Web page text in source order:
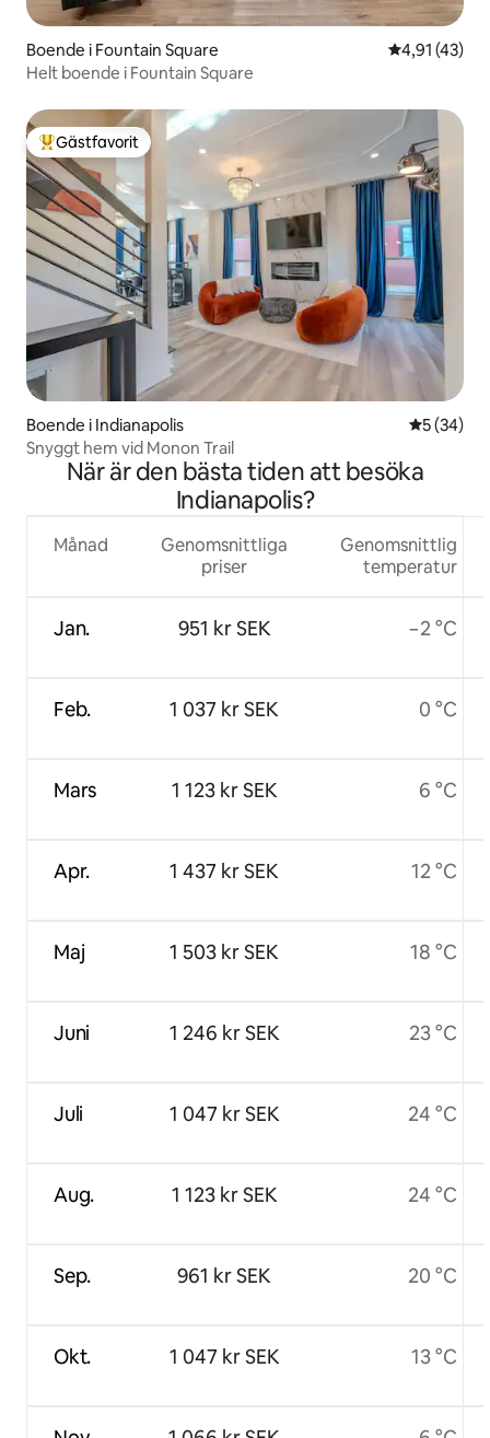
Boende i Fountain Square 4,91 av 5 i
4,91 (43)
Helt boende i Fountain Square
Populär gästfavorit
Gästfavorit
Boende i Indianapolis 5 av 5 i
5 (34)
Snyggt hem vid Monon Trail
När är den bästa tiden att besöka
Indianapolis?
Månad
Jan.
Feb.
Mars
Apr.
Maj
Juni
Juli
Aug.
Sep.
Okt.
Genomsnittliga
priser
951 kr SEK
1 037 kr SEK
1 123 kr SEK
1 437 kr SEK
1 503 kr SEK
1 246 kr SEK
1 047 kr SEK
1 123 kr SEK
961 kr SEK
1 047 kr SEK
Genomsnittlig
temperatur
−2 °C
0 °C
6 °C
12 °C
18 °C
23 °C
24 °C
24 °C
20 °C
13 °C